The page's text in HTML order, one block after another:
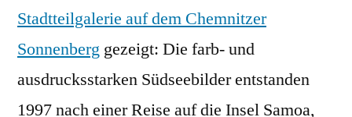
Stadtteilgalerie auf dem Chemnitzer
Sonnenberg gezeigt: Die farb- und
ausdrucksstarken Südseebilder entstanden
1997 nach einer Reise auf die Insel Samoa,